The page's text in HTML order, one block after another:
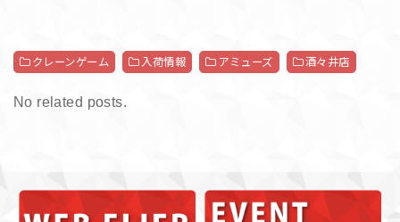
クレーンゲーム 入荷情報 アミューズ 酒々井店
No related posts.